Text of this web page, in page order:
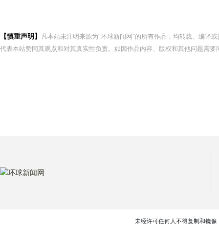
【慎重声明】
凡本站未注明来源为"环球新闻网"的所有作品，均转载、编译
代表本站赞同其观点和对其真实性负责。如因作品内容、版权和其他问题需
未经许可任何人不得复制和镜